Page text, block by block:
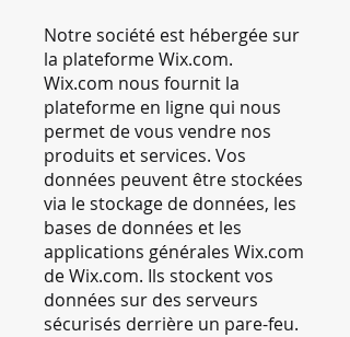
Notre société est hébergée sur
la plateforme Wix.com.
Wix.com nous fournit la
plateforme en ligne qui nous
permet de vous vendre nos
produits et services. Vos
données peuvent être stockées
via le stockage de données, les
bases de données et les
applications générales Wix.com
de Wix.com. Ils stockent vos
données sur des serveurs
sécurisés derrière un pare-feu.